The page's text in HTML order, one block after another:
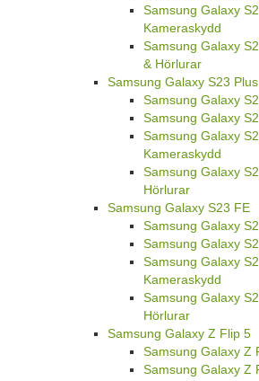
Samsung Galaxy
Kameraskydd
Samsung Galaxy
& Hörlurar
Samsung Galaxy S23 Plus
Samsung Galaxy
Samsung Galaxy
Samsung Galaxy
Kameraskydd
Samsung Galaxy
Hörlurar
Samsung Galaxy S23 FE
Samsung Galaxy
Samsung Galaxy
Samsung Galaxy
Kameraskydd
Samsung Galaxy
Hörlurar
Samsung Galaxy Z Flip 5
Samsung Galaxy Z
Samsung Galaxy Z